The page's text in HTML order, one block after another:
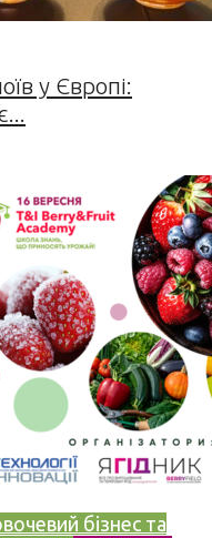
у Європі:
бізнес та